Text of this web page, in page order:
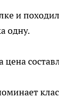
и
одну.